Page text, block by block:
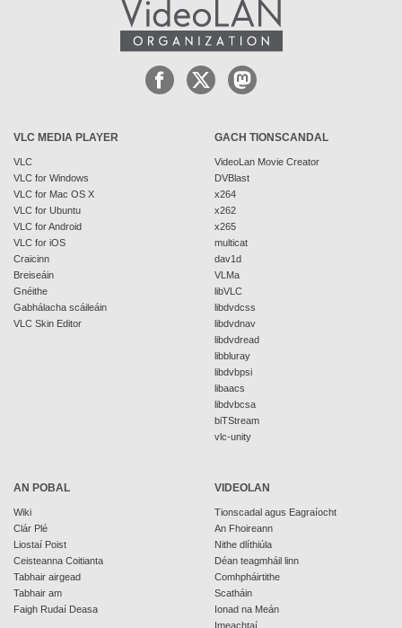
VLC MEDIA PLAYER
VLC
VLC for Windows
VLC for Mac OS X
VLC for Ubuntu
VLC for Android
VLC for iOS
Craicinn
Breiseáin
Gnéithe
Gabhálacha scáileáin
VLC Skin Editor
GACH TIONSCANDAL
VideoLan Movie Creator
DVBlast
x264
x262
x265
multicat
dav1d
VLMa
libVLC
libdvdcss
libdvdnav
libdvdread
libbluray
libdvbpsi
libaacs
libdvbcsa
biTStream
vlc-unity
AN POBAL
Wiki
Clár Plé
Liostaí Poist
Ceisteanna Coitianta
Tabhair airgead
Tabhair am
Faigh Rudaí Deasa
VIDEOLAN
Tionscadal agus Eagraíocht
An Fhoireann
Nithe dlíthiúla
Déan teagmháil linn
Comhpháirtithe
Scatháin
Ionad na Meán
Imeachtaí